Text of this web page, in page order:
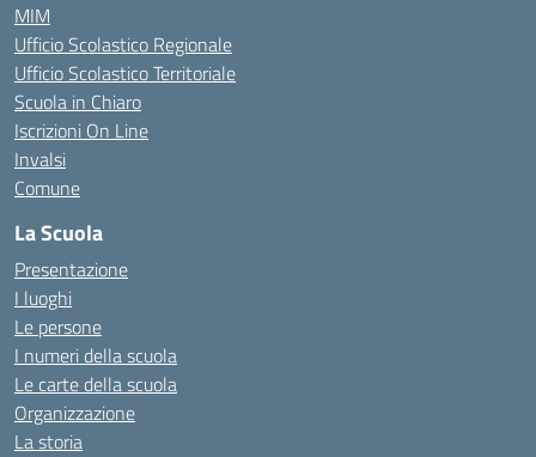
MIM
Ufficio Scolastico Regionale
Ufficio Scolastico Territoriale
Scuola in Chiaro
Iscrizioni On Line
Invalsi
Comune
La Scuola
Presentazione
I luoghi
Le persone
I numeri della scuola
Le carte della scuola
Organizzazione
La storia